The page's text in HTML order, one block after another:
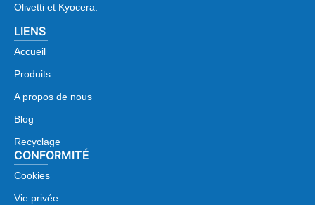
Olivetti et Kyocera.
LIENS
Accueil
Produits
A propos de nous
Blog
Recyclage
CONFORMITÉ
Cookies
Vie privée